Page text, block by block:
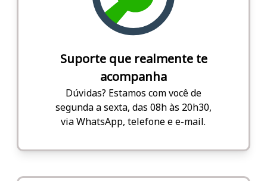
Suporte que realmente te
acompanha
Dúvidas? Estamos com você de
segunda a sexta, das 08h às 20h30,
via WhatsApp, telefone e e-mail.